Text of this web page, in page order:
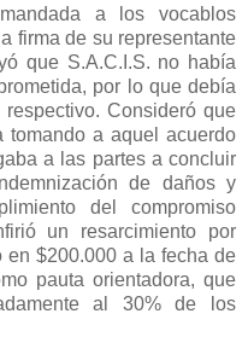
a los vocablos
firma de su representante
que S.A.C.I.S. no había
por lo que debía
Consideró que
a aquel acuerdo
a las partes a concluir
de daños y
del compromiso
un resarcimiento por
en $200.000 a la fecha de
pauta orientadora, que
al 30% de los